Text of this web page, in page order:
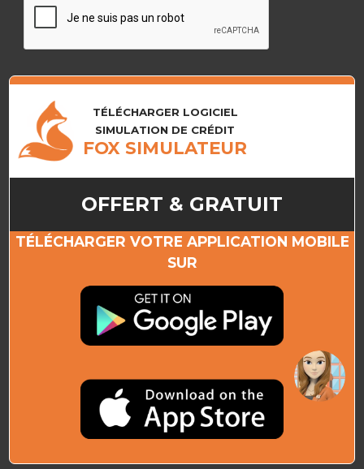
TÉLÉCHARGER LOGICIEL
SIMULATION DE CRÉDIT
FOX SIMULATEUR
OFFERT & GRATUIT
TÉLÉCHARGER VOTRE APPLICATION MOBILE
SUR